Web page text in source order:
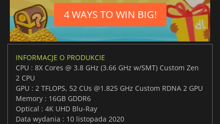
4 WAYS TO WIN BIG!
INFORMACJE O PRODUKCIE
CPU : 8X Cores @ 3.8 GHz (3.66 GHz w/SMT) Custom Zen
2 CPU
GPU : 2 TFLOPS, 52 CUs @1.825 GHz Custom RDNA 2 GPU
Memory : 16GB GDDR6
Optical : 4K UHD Blu-Ray
Data wydania : 10 listopada 2020